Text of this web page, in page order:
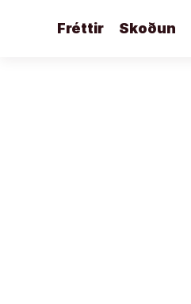
Fréttir Skoðun